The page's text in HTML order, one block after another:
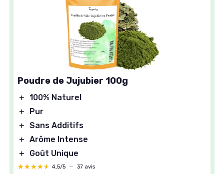
Poudre de Jujubier 100g
＋ 100% Naturel
＋
Pur
＋ Sans Additifs
＋ Arôme Intense
＋
Goût Unique
★★★★★
★★★★★ 4,5/5 — 37 avis